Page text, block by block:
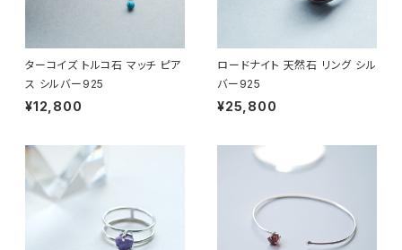
ターコイズ トルコ石 マッチ ピア
ス シルバー925
¥12,800
ロードナイト 天然石 リング シル
バー925
¥25,800